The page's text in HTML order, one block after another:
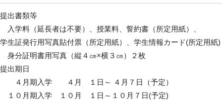
提出書類等
入学料（延長者は不要）、授業料、誓約書（所定用紙）、
学生証発行用写真貼付票（所定用紙）、学生情報カード(所定用紙)
身分証明書用写真（縦４㎝×横３㎝）２枚
提出期日
４月期入学 ４月 １日～ ４月７日（予定）
１０月期入学 １０月 １日～１０月７日(予定)